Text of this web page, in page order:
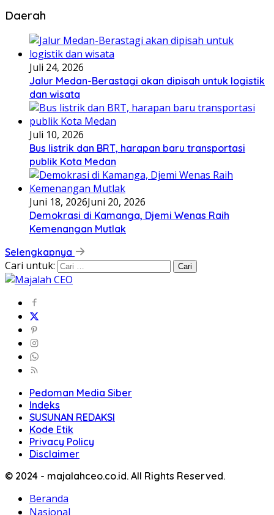
Daerah
Juli 24, 2026
Jalur Medan-Berastagi akan dipisah untuk logistik
dan wisata
Juli 10, 2026
Bus listrik dan BRT, harapan baru transportasi
publik Kota Medan
Juni 18, 2026Juni 20, 2026
Demokrasi di Kamanga, Djemi Wenas Raih
Kemenangan Mutlak
Selengkapnya
Cari untuk:
Pedoman Media Siber
Indeks
SUSUNAN REDAKSI
Kode Etik
Privacy Policy
Disclaimer
© 2024 - majalahceo.co.id. All Rights Reserved.
Beranda
Nasional